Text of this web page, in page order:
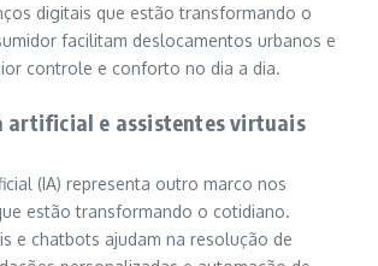
digitais que estão transformando o
facilitam deslocamentos urbanos e
controle e conforto no dia a dia.
artificial e assistentes virtuais
(IA) representa outro marco nos
estão transformando o cotidiano.
e chatbots ajudam na resolução de